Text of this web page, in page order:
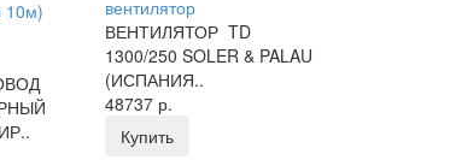
10м)
вентилятор
ВЕНТИЛЯТОР TD
1300/250 SOLER & PALAU
(ИСПАНИЯ..
48737 р.
Купить